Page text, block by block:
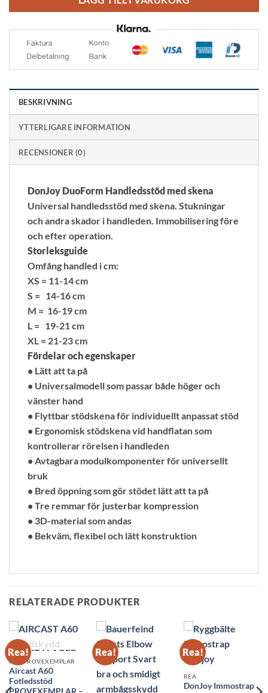
BESKRIVNING
YTTERLIGARE INFORMATION
RECENSIONER (0)
DonJoy DuoForm Handledsstöd med skena
Universal handledsstöd med skena. Stukningar
och andra skador i handleden. Immobilisering före
och efter operation.
Storleksguide
Omfång handled i cm:
XS = 11-14 cm
S = 14-16 cm
M = 16-19 cm
L = 19-21 cm
XL = 21-23 cm
Fördelar och egenskaper
• Lätt att ta på
• Universalmodell som passar både höger och
vänster hand
• Flyttbar stödskena för individuellt anpassat stöd
• Ergonomisk stödskena vid handflatan som
kontrollerar rörelsen i handleden
• Avtagbara modulkomponenter för universellt
bruk
• Bred öppning som gör stödet lätt att ta på
• Tre remmar för justerbar kompression
• 3D-material som andas
• Bekväm, flexibel och lätt konstruktion
RELATERADE PRODUKTER
Rea!
SLUT I LAGER
REA PROVEXEMPLAR
Aircast A60
Fotledsstöd
Rea! Rea!
REA
DonJoy Immostrap